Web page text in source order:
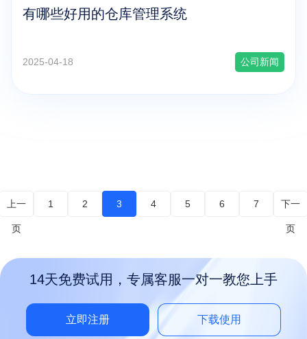
有哪些好用的仓库管理系统
2025-04-18 公司新闻
上一
页
1 2 3 4 5 6 7 下一
页
14天免费试用，专属客服一对一教您上手
立即注册 下载使用